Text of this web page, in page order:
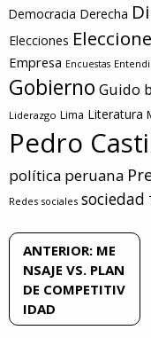
Democracia Derecha
Elecciones
Empresa Encuestas
Gobierno Guido
Liderazgo Lima Literatura
Pedro
política peruana
Redes sociales sociedad
Navegación
de
entradas
ANTERIOR: ME
NSAJE VS. PLAN
DE COMPETITIV
IDAD